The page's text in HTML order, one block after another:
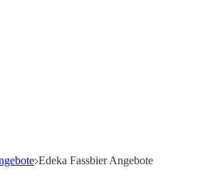
Edeka Fassbier Angebote